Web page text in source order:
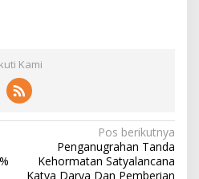
Kami
Pos berikutnya
Penganugrahan Tanda
Kehormatan Satyalancana
Katya Darya Dan Pemberian